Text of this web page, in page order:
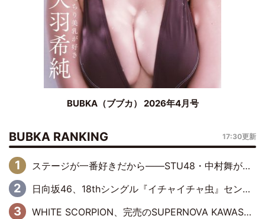
BUBKA（ブブカ） 2026年4月号
BUBKA RANKING 17:30更新
ステージが一番好きだから――STU48・中村舞が描く“これからの私”
日向坂46、18thシングル『イチャイチャ虫』センターは正源司陽子に決定& 佐藤優羽や平岡海月など、“ひなた坂46”からの選抜入りも注目！
WHITE SCORPION、完売のSUPERNOVA KAWASAKIで沸いた“着席型LIVE” 『BASE Live #16』昼公演リポート